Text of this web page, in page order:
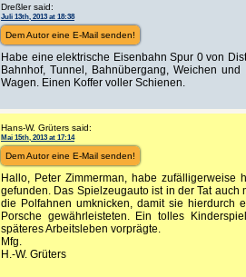
Dreßler said:
Juli 13th, 2013 at 18:38
Dem Autor eine E-Mail senden!
Habe eine elektrische Eisenbahn Spur 0 von
Bahnhof, Tunnel, Bahnübergang, Weichen
Wagen. Einen Koffer voller Schienen.
Hans-W. Grüters said:
Mai 15th, 2013 at 17:14
Dem Autor eine E-Mail senden!
Hallo, Peter Zimmerman, habe zufälligerweise
gefunden. Das Spielzeugauto ist in der Tat auch
die Polfahnen umknicken, damit sie hierdurch
Porsche gewährleisteten. Ein tolles
späteres Arbeitsleben vorprägte.
Mfg.
H.-W. Grüters